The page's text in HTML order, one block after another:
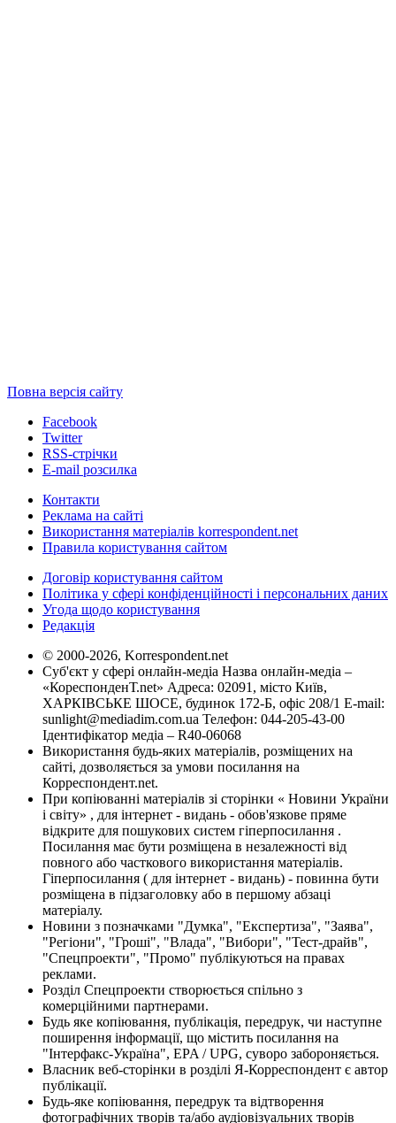
Повна версія сайту
Facebook
Twitter
RSS-стрічки
E-mail розсилка
Контакти
Реклама на сайті
Використання матеріалів korrespondent.net
Правила користування сайтом
Договір користування сайтом
Політика у сфері конфіденційності і персональних даних
Угода щодо користування
Редакція
© 2000-2026, Korrespondent.net
Суб'єкт у сфері онлайн-медіа Назва онлайн-медіа –
«КореспонденТ.net» Адреса: 02091, місто Київ,
ХАРКІВСЬКЕ ШОСЕ, будинок 172-Б, офіс 208/1 E-mail:
sunlight@mediadim.com.ua Телефон: 044-205-43-00
Ідентифікатор медіа – R40-06068
Використання будь-яких матеріалів, розміщених на
сайті, дозволяється за умови посилання на
Корреспондент.net.
При копіюванні матеріалів зі сторінки « Новини України
і світу» , для інтернет - видань - обов'язкове пряме
відкрите для пошукових систем гіперпосилання .
Посилання має бути розміщена в незалежності від
повного або часткового використання матеріалів.
Гіперпосилання ( для інтернет - видань) - повинна бути
розміщена в підзаголовку або в першому абзаці
матеріалу.
Новини з позначками "Думка", "Експертиза", "Заява",
"Регіони", "Гроші", "Влада", "Вибори", "Тест-драйв",
"Спецпроекти", "Промо" публікуються на правах
реклами.
Розділ Спецпроекти створюється спільно з
комерційними партнерами.
Будь яке копіювання, публікація, передрук, чи наступне
поширення інформації, що містить посилання на
"Інтерфакс-Україна", EPA / UPG, суворо забороняється.
Власник веб-сторінки в розділі Я-Корреспондент є автор
публікації.
Будь-яке копіювання, передрук та відтворення
фотографічних творів та/або аудіовізуальних творів